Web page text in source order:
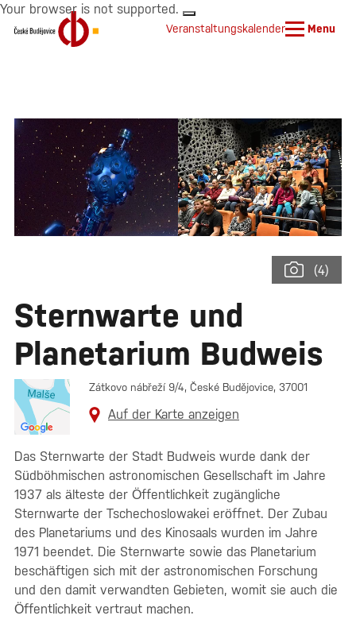
Your browser is not supported.
Veranstaltungskalender Menu
(4)
Sternwarte und
Planetarium Budweis
Zátkovo nábřeží 9/4, České Budějovice, 37001
Auf der Karte anzeigen
Das Sternwarte der Stadt Budweis wurde dank der
Südböhmischen astronomischen Gesellschaft im Jahre
1937 als älteste der Öffentlichkeit zugängliche
Sternwarte der Tschechoslowakei eröffnet. Der Zubau
des Planetariums und des Kinosaals wurden im Jahre
1971 beendet. Die Sternwarte sowie das Planetarium
beschäftigen sich mit der astronomischen Forschung
und den damit verwandten Gebieten, womit sie auch die
Öffentlichkeit vertraut machen.